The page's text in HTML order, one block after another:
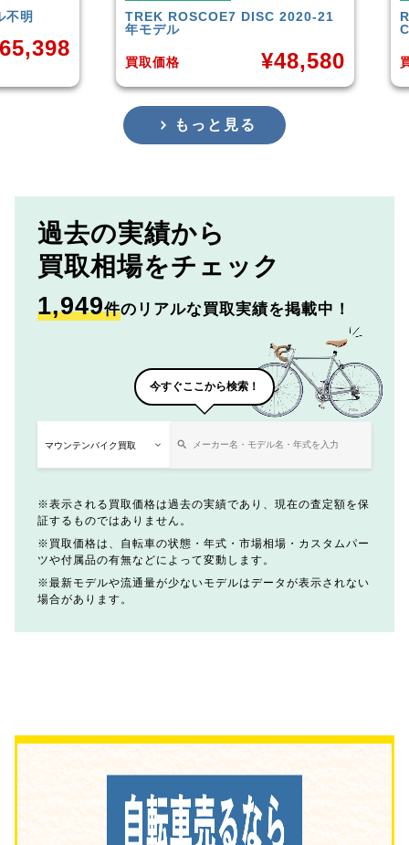
ROSCOE7 DISC 2020-21
格 48,580
Rocky Mountain
Carbon30 2022年モデル
買取価格
もっと見る
過去の実績から
買取相場をチェック
1,949件のリアルな買取実績を掲載中！
今すぐここから検索！
表示される買取価格は過去の実績であり、現在の査定額を保
証するものではありません。
買取価格は、自転車の状態・年式・市場相場・カスタムパー
ツや付属品の有無などによって変動します。
最新モデルや流通量が少ないモデルはデータが表示されない
場合があります。